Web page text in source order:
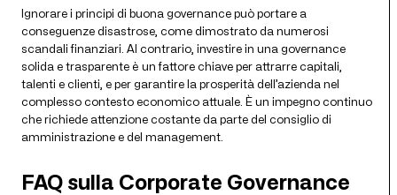
Ignorare i principi di buona governance può portare a
conseguenze disastrose, come dimostrato da numerosi
scandali finanziari. Al contrario, investire in una governance
solida e trasparente è un fattore chiave per attrarre capitali,
talenti e clienti, e per garantire la prosperità dell’azienda nel
complesso contesto economico attuale. È un impegno continuo
che richiede attenzione costante da parte del consiglio di
amministrazione e del management.
FAQ sulla Corporate Governance